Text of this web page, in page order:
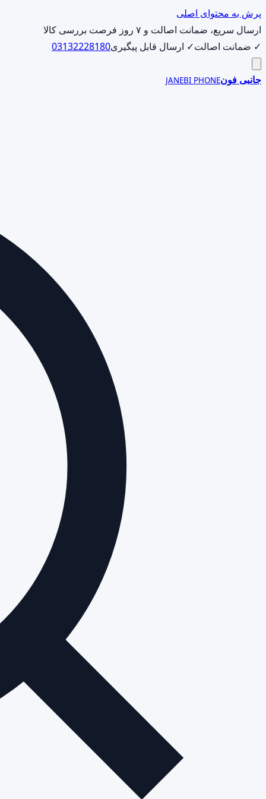
پرش به محتوای اصلی
ارسال سریع، ضمانت اصالت و ۷ روز فرصت بررسی کالا
✓ ضمانت اصالت✓ ارسال قابل پیگیری03132228180
جانبی فونJANEBI PHONE